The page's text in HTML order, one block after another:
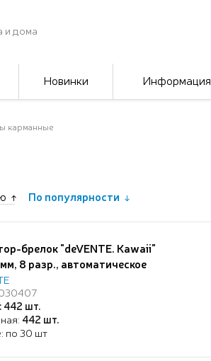
и дома
Новинки Информация
карманные
По популярности
брелок "deVENTE. Kawaii"
8 разр., автоматическое
квадратного корня, процентов, с
блистере с подвесом
442 шт.
442 шт.
по 30 шт